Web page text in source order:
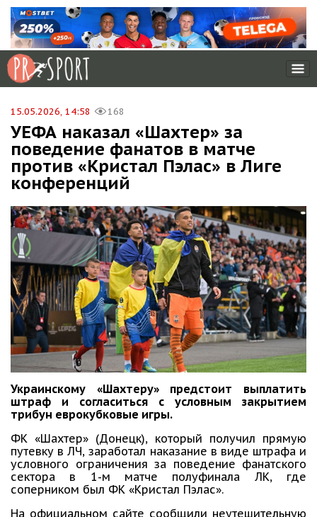
15.05.2026, 14:58 168
УЕФА наказал «Шахтер» за
поведение фанатов в матче
против «Кристал Пэлас» в Лиге
конференций
Украинскому «Шахтеру» предстоит выплатить
штраф и согласиться с условным закрытием
трибун еврокубковые игры.
ФК «Шахтер» (Донецк), который получил прямую
путевку в ЛЧ, заработал наказание в виде штрафа и
условного ограничения за поведение фанатского
сектора в 1-м матче полуфинала ЛК, где
соперником был ФК «Кристал Пэлас».
На официальном сайте сообщили неутешительную